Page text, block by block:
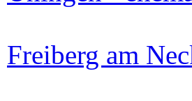
Freiberg am